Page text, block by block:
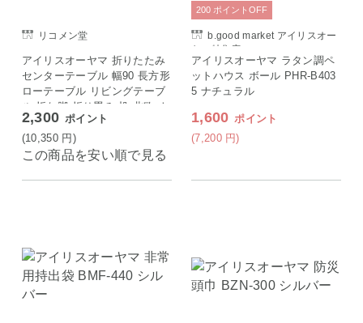
リコメン堂
アイリスオーヤマ 折りたたみ
センターテーブル 幅90 長方形
ローテーブル リビングテーブ
ル 折れ脚 折り畳み 机 北欧 ナ
チュラル/ホワイト
2,300 ポイント
(10,350 円 )
この商品を安い順で見る
b.good market アイリスオー
ヤマ特集店
アイリスオーヤマ ラタン調ペ
ットハウス ボール PHR-B403
5 ナチュラル
1,600 ポイント
(7,200 円)
200 ポイント OFF